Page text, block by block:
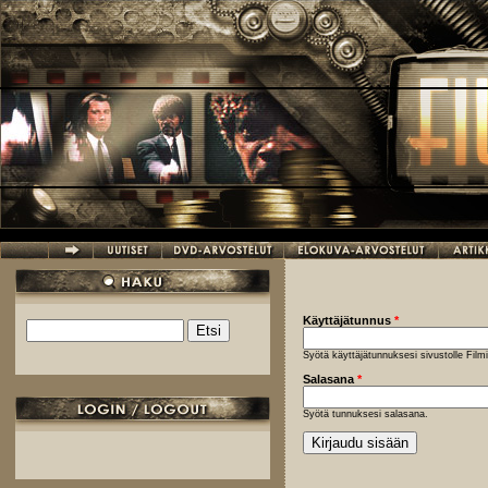
Hyppää pääsisältöön
Hakulomake
Käyttäjätunnus *
Syötä käyttäjätunnuksesi sivustolle
Salasana *
Syötä tunnuksesi salasana.